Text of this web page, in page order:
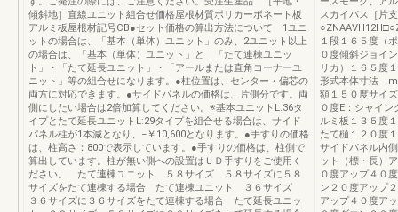
傾斜地］直線ユニット組合せ価格屋根材質ポリカーボネート板
アルミ板屋根材記号CB●セット価格の算出方法について 1ユニ
ットの場合は、「基本（単体）ユニット」のみ、2ユニット以上
の場合は、「基本（単体）ユニット」と 「たて連棟ユニッ
ト」・「たて延長ユニット」・「アールまたは直角コーナーユ
ニット」等の組合せになります。●柱位置は、センター・偏芯の
両方に対応できます。●サイドパネルの価格は、片側分です。両
側にしたい場合は2倍加算してください。※基本ユニットL:36タ
イプとたて延長ユニットL:29タイプを組合せる場合は、サイド
パネル柱が1本減となり、−￥10,600となります。●手すりの価格
は、柱高さ：800で表示しています。●手すりの価格は、柱側で
算出しています。柱が無い側への設置はＵＤ手すりをご使用く
ださい。 たて連棟ユニット ５８サイズ ５８サイズに５８
サイズをたて連棟する場合 たて連棟ユニット ３６サイズ
３６サイズに３６サイズをたて連棟する場合 たて延長ユニッ
スカイパス［片
１段１６５度（
０度傾斜ジョイ
リカ）１６５度
形式本体寸法
額１５０度サイ
０度E：シャイ
ルミ板１３５度
たて樋１２０度
サイドパネル内
ット（標・長）
０度アップ４０
ン２０度アップ
アップ４０度ア